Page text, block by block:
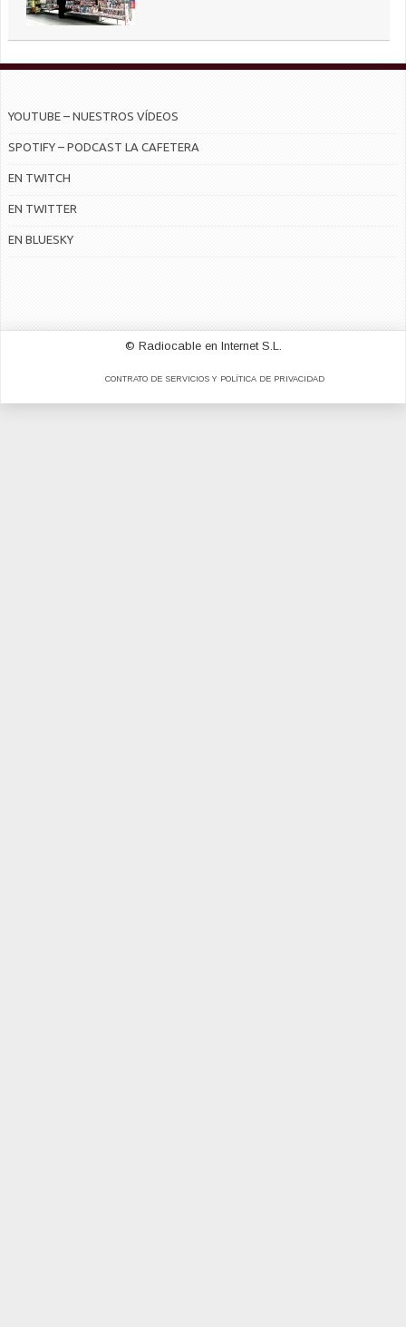
YOUTUBE – NUESTROS VÍDEOS
SPOTIFY – PODCAST LA CAFETERA
EN TWITCH
EN TWITTER
EN BLUESKY
© Radiocable en Internet S.L.
CONTRATO DE SERVICIOS Y POLÍTICA DE PRIVACIDAD